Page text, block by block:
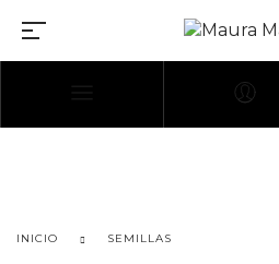
INICIO SEMILLAS